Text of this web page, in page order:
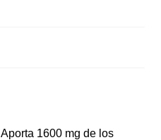
1600 mg de los